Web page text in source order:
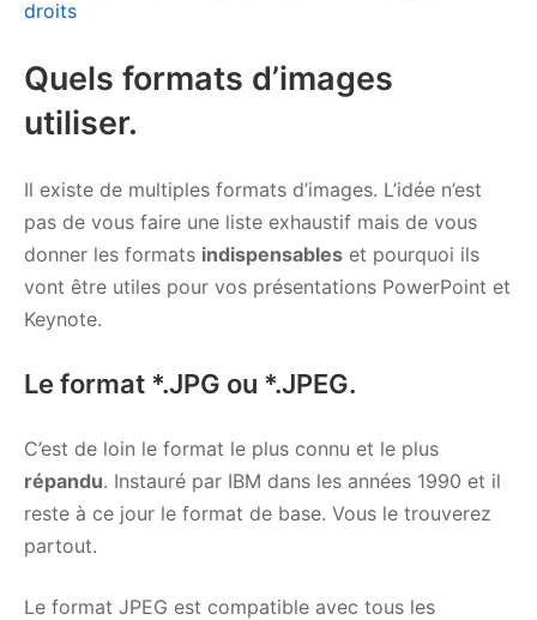
droits
Quels formats d’images
utiliser.
Il existe de multiples formats d’images. L’idée n’est
pas de vous faire une liste exhaustif mais de vous
donner les formats indispensables et pourquoi ils
vont être utiles pour vos présentations PowerPoint et
Keynote.
Le format *.JPG ou *.JPEG.
C’est de loin le format le plus connu et le plus
répandu. Instauré par IBM dans les années 1990 et il
reste à ce jour le format de base. Vous le trouverez
partout.
Le format JPEG est compatible avec tous les